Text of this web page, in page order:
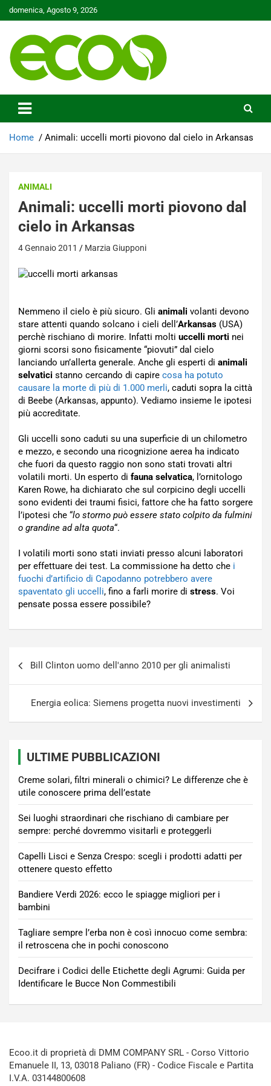
Skip
to
domenica, Agosto 9, 2026
Ecoo.it
Home Animali: uccelli morti piovono dal cielo in Arkansas
ANIMALI
Animali: uccelli morti piovono dal
cielo in Arkansas
4 Gennaio 2011 Marzia Giupponi
Nemmeno il cielo è più sicuro. Gli animali volanti devono
stare attenti quando solcano i cieli dell’Arkansas (USA)
perchè rischiano di morire. Infatti molti uccelli morti nei
giorni scorsi sono fisicamente “piovuti” dal cielo
lanciando un’allerta generale. Anche gli esperti di animali
selvatici stanno cercando di capire cosa ha potuto
causare la morte di più di 1.000 merli, caduti sopra la città
di Beebe (Arkansas, appunto). Vediamo insieme le ipotesi
più accreditate.
Gli uccelli sono caduti su una superficie di un chilometro
e mezzo, e secondo una ricognizione aerea ha indicato
che fuori da questo raggio non sono stati trovati altri
volatili morti. Un esperto di fauna selvatica, l’ornitologo
Karen Rowe, ha dichiarato che sul corpicino degli uccelli
sono evidenti dei traumi fisici, fattore che ha fatto sorgere
l’ipotesi che “lo stormo può essere stato colpito da fulmini
o grandine ad alta quota“.
I volatili morti sono stati inviati presso alcuni laboratori
per effettuare dei test. La commissione ha detto che i
fuochi d’artificio di Capodanno potrebbero avere
spaventato gli uccelli, fino a farli morire di stress. Voi
pensate possa essere possibile?
Bill Clinton uomo dell'anno 2010 per gli animalisti
Energia eolica: Siemens progetta nuovi investimenti
ULTIME PUBBLICAZIONI
Creme solari, filtri minerali o chimici? Le differenze che è
utile conoscere prima dell’estate
Sei luoghi straordinari che rischiano di cambiare per
sempre: perché dovremmo visitarli e proteggerli
Capelli Lisci e Senza Crespo: scegli i prodotti adatti per
ottenere questo effetto
Bandiere Verdi 2026: ecco le spiagge migliori per i
bambini
Tagliare sempre l’erba non è così innocuo come sembra:
il retroscena che in pochi conoscono
Decifrare i Codici delle Etichette degli Agrumi: Guida per
Identificare le Bucce Non Commestibili
Ecoo.it di proprietà di DMM COMPANY SRL - Corso Vittorio
Emanuele II, 13, 03018 Paliano (FR) - Codice Fiscale e Partita
I.V.A. 03144800608